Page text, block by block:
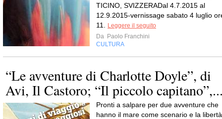
TICINO, SVIZZERADal 4.7.2015 al
12.9.2015-vernissage sabato 4 luglio
11.
Leggere il seguito
Da Paolo Franchini
CULTURA
“Le avventure di Charlotte Doyle”, di
Avi, Il Castoro; “Il piccolo
Pronti a salpare per due avventure che
hanno il mare come scenario e la libertà